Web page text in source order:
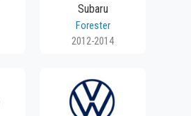
Subaru
Forester
2012-2014